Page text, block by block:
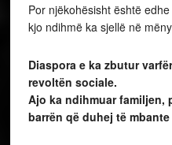
Por njëkohësisht është
kjo ndihmë ka sjellë në
Diaspora e ka zbutur
revoltën sociale.
Ajo ka ndihmuar familjen,
barrën që duhej të